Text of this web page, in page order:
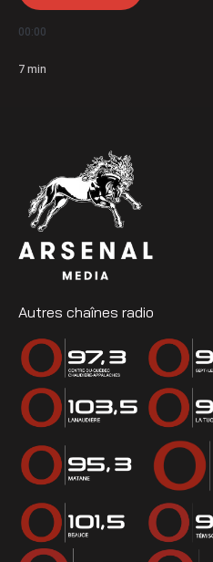
00:00
7min
Autres chaînes radio